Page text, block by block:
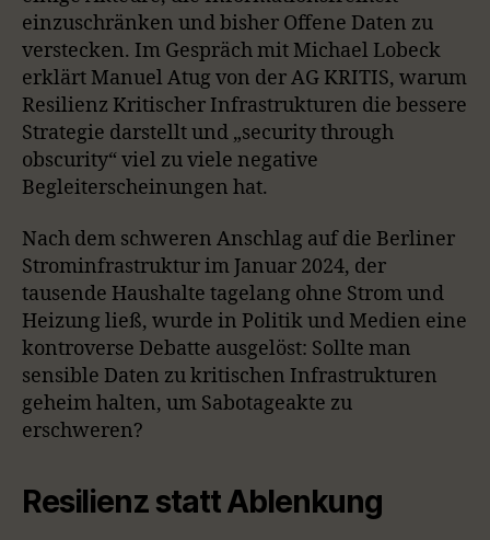
einzuschränken und bisher Offene Daten zu
verstecken. Im Gespräch mit Michael Lobeck
erklärt Manuel Atug von der AG KRITIS, warum
Resilienz Kritischer Infrastrukturen die bessere
Strategie darstellt und „security through
obscurity“ viel zu viele negative
Begleiterscheinungen hat.
Nach dem schweren Anschlag auf die Berliner
Strominfrastruktur im Januar 2024, der
tausende Haushalte tagelang ohne Strom und
Heizung ließ, wurde in Politik und Medien eine
kontroverse Debatte ausgelöst: Sollte man
sensible Daten zu kritischen Infrastrukturen
geheim halten, um Sabotageakte zu
erschweren?
Resilienz statt Ablenkung